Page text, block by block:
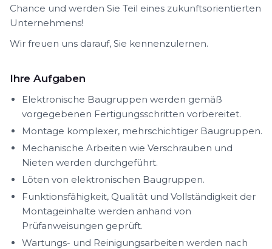
Chance und werden Sie Teil eines zukunftsorientierten
Unternehmens!
Wir freuen uns darauf, Sie kennenzulernen.
Ihre Aufgaben
Elektronische Baugruppen werden gemäß
vorgegebenen Fertigungsschritten vorbereitet.
Montage komplexer, mehrschichtiger Baugruppen.
Mechanische Arbeiten wie Verschrauben und
Nieten werden durchgeführt.
Löten von elektronischen Baugruppen.
Funktionsfähigkeit, Qualität und Vollständigkeit der
Montageinhalte werden anhand von
Prüfanweisungen geprüft.
Wartungs- und Reinigungsarbeiten werden nach